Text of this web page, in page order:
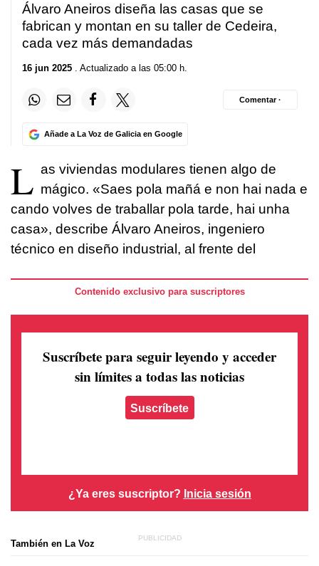
Álvaro Aneiros diseña las casas que se
fabrican y montan en su taller de Cedeira,
cada vez más demandadas
16 jun 2025 . Actualizado a las 05:00 h.
Añade a La Voz de Galicia en Google
Comentar ·
L as viviendas modulares tienen algo de
mágico. «Saes pola mañá e non hai nada e
cando volves de traballar pola tarde, hai unha
casa», describe Álvaro Aneiros, ingeniero
técnico en diseño industrial, al frente del
Contenido exclusivo para suscriptores
Suscríbete para seguir leyendo y acceder
sin límites a todas las noticias
Suscríbete
¿Ya eres suscriptor? Inicia sesión
También en La Voz